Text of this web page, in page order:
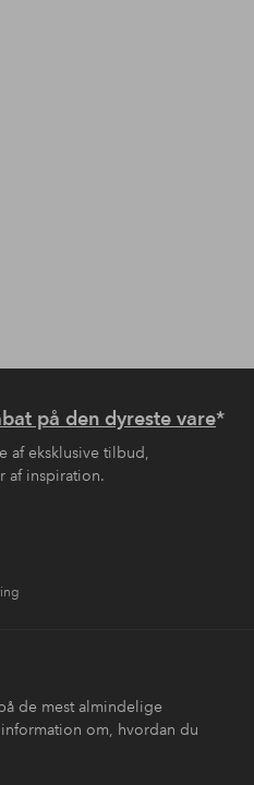
på den dyreste vare*
af eksklusive tilbud,
af inspiration.
de mest almindelige
om, hvordan du